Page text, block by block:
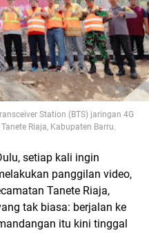
Station (BTS) jaringan 4G
Riaja, Kabupaten Barru.
setiap kali ingin
panggilan video,
Tanete Riaja,
tak biasa: berjalan ke
itu kini tinggal